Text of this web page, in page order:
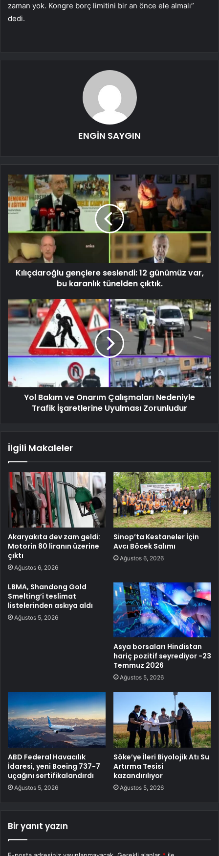
zaman yok. Kongre borç limitini bir an önce ele almalı”
dedi.
ENGİN SAYGIN
Kılıçdaroğlu gençlere seslendi: 12 günümüz var,
bu karanlık tünelden çıktık.
Yol Bakım ve Onarım Çalışmaları Nedeniyle
Trafik İşaretlerine Uyulması Zorunludur
İlgili Makaleler
Akaryakıta dev zam geldi:
Motorin 80 liranın üzerine
çıktı
Ağustos 6, 2026
Sinop’ta Kestaneler İçin
Avcı Böcek Salımı
Ağustos 6, 2026
LBMA, Shandong Gold
Smelting’i teslimat
listelerinden askıya aldı
Ağustos 5, 2026
Asya borsaları Hindistan
hariç pozitif seyrediyor -23
Temmuz 2026
Ağustos 5, 2026
ABD Federal Havacılık
İdaresi, yeni Boeing 737-7
uçağını sertifikalandırdı
Ağustos 5, 2026
Söke’ye İleri Biyolojik Atı Su
Artırma Tesisi
kazandırılıyor
Ağustos 5, 2026
Bir yanıt yazın